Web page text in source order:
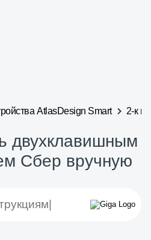
AtlasDesign Smart 2-к
двухклавишным
Сбер вручную